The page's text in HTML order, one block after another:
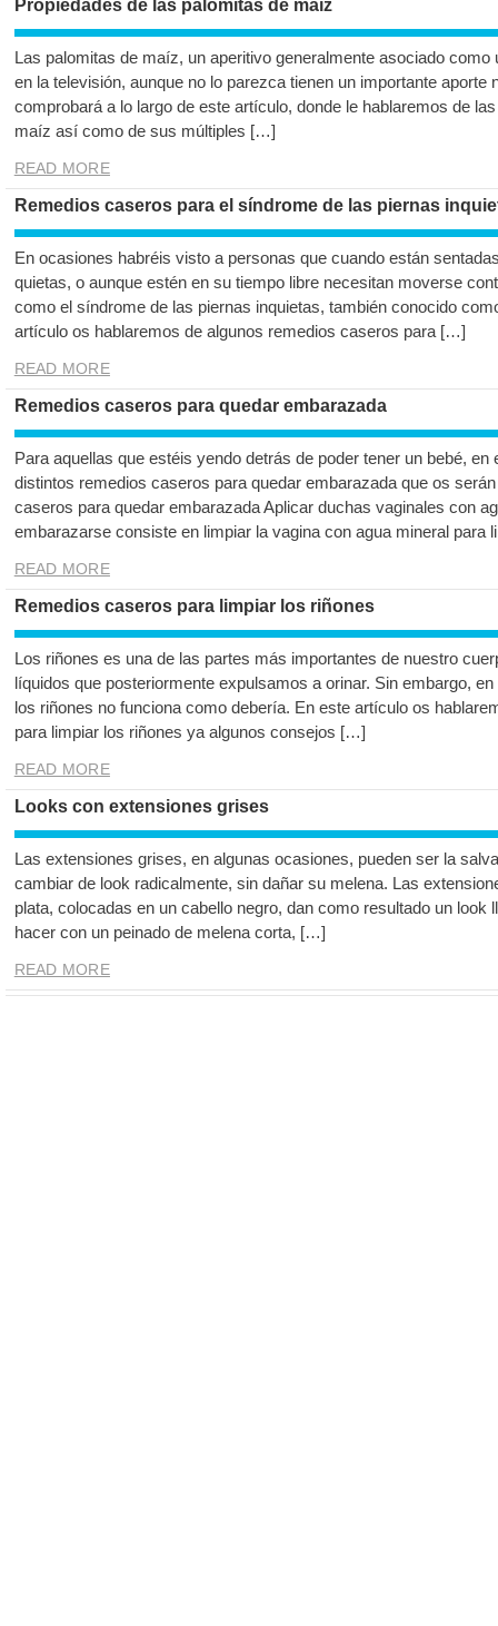
Propiedades de las palomitas de maíz
Las palomitas de maíz, un aperitivo generalmente asociado
en la televisión, aunque no lo parezca tienen un importante aporte
comprobará a lo largo de este artículo, donde le hablaremos de
maíz así como de sus múltiples […]
READ MORE
Remedios caseros para el síndrome de las piernas
En ocasiones habréis visto a personas que cuando están
quietas, o aunque estén en su tiempo libre necesitan moverse
como el síndrome de las piernas inquietas, también conocido
artículo os hablaremos de algunos remedios caseros para […]
READ MORE
Remedios caseros para quedar embarazada
Para aquellas que estéis yendo detrás de poder tener un bebé,
distintos remedios caseros para quedar embarazada que os
caseros para quedar embarazada Aplicar duchas vaginales con
embarazarse consiste en limpiar la vagina con agua mineral para
READ MORE
Remedios caseros para limpiar los riñones
Los riñones es una de las partes más importantes de nuestro
líquidos que posteriormente expulsamos a orinar. Sin embargo,
los riñones no funciona como debería. En este artículo os
para limpiar los riñones ya algunos consejos […]
READ MORE
Looks con extensiones grises
Las extensiones grises, en algunas ocasiones, pueden ser la
cambiar de look radicalmente, sin dañar su melena. Las
plata, colocadas en un cabello negro, dan como resultado un look
hacer con un peinado de melena corta, […]
READ MORE